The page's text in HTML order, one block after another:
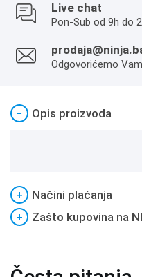
Live chat
Pon-Sub od 9h do
Odgovorićemo
− Opis proizvoda
+
Načini plaćanja
+
Zašto kupovina na